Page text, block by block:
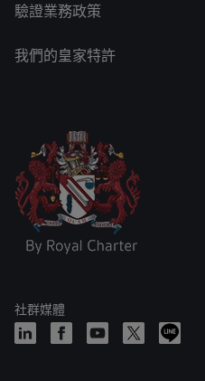
驗證業務政策
我們的皇家特許
社群媒體